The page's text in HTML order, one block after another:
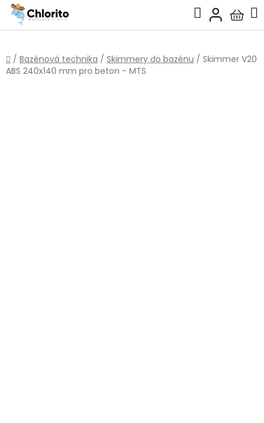
Přejít
obsah
Hledat
košík
Domů
/ Bazénová technika / Skimmery do bazénu / Skimmer V20
ABS 240x140 mm pro beton - MTS